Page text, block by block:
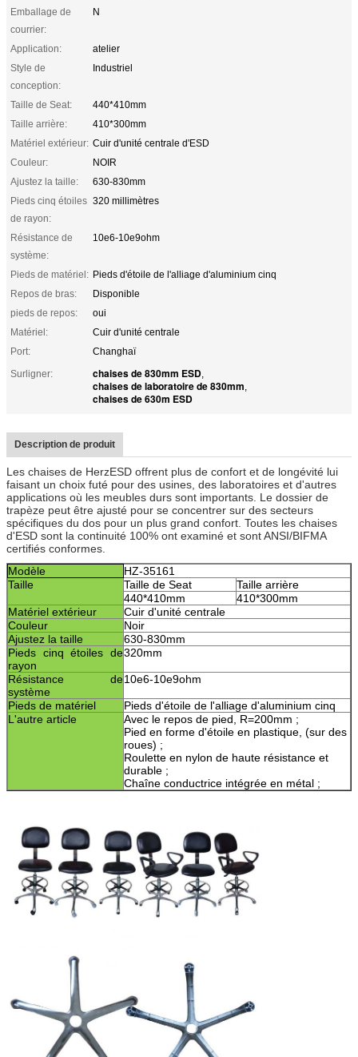
Emballage de
courrier:
N
Application:
atelier
Style de
conception:
Industriel
Taille de Seat:
440*410mm
Taille arrière:
410*300mm
Matériel extérieur: Cuir d'unité centrale d'ESD
Couleur:
NOIR
Ajustez la taille:
630-830mm
Pieds cinq étoiles
de rayon:
320 millimètres
Résistance de
système:
10e6-10e9ohm
Pieds de matériel: Pieds d'étoile de l'alliage d'aluminium cinq
Repos de bras:
Disponible
pieds de repos:
oui
Matériel:
Cuir d'unité centrale
Port:
Changhaï
Surligner:
chaises de 830mm ESD,
chaises de laboratoire de 830mm,
chaises de 630m ESD
Description de produit
Les chaises de HerzESD offrent plus de confort et de longévité lui
faisant un choix futé pour des usines, des laboratoires et d'autres
applications où les meubles durs sont importants. Le dossier de
trapèze peut être ajusté pour se concentrer sur des secteurs
spécifiques du dos pour un plus grand confort. Toutes les chaises
d'ESD sont la continuité 100% ont examiné et sont ANSI/BIFMA
certifiés conformes.
Modèle
HZ-35161
Taille
Taille de Seat
Taille arrière
440*410mm
410*300mm
Matériel extérieur
Cuir d'unité centrale
Couleur
Noir
Ajustez la taille
630-830mm
Pieds cinq étoiles de
rayon
320mm
Résistance de
système
10e6-10e9ohm
Pieds de matériel
Pieds d'étoile de l'alliage d'aluminium cinq
L'autre article
Avec le repos de pied, R=200mm ;
Pied en forme d'étoile en plastique, (sur des
roues) ;
Roulette en nylon de haute résistance et
durable ;
Chaîne conductrice intégrée en métal ;